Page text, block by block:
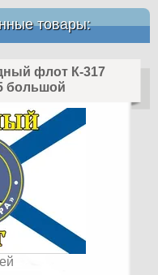
товары:
флот К-317
большой